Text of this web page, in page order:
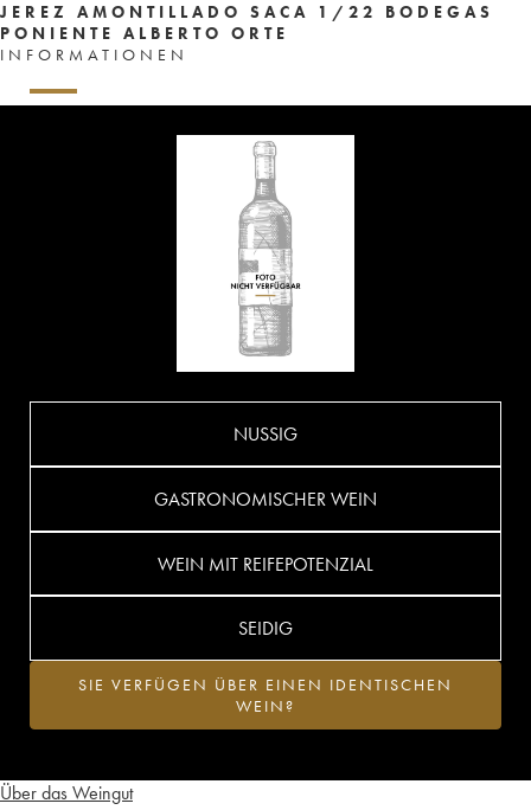
JEREZ AMONTILLADO SACA 1/22 BODEGAS
PONIENTE ALBERTO ORTE
INFORMATIONEN
Über das Weingut
NUSSIG
GASTRONOMISCHER WEIN
WEIN MIT REIFEPOTENZIAL
SEIDIG
SIE VERFÜGEN ÜBER EINEN IDENTISCHEN
WEIN?